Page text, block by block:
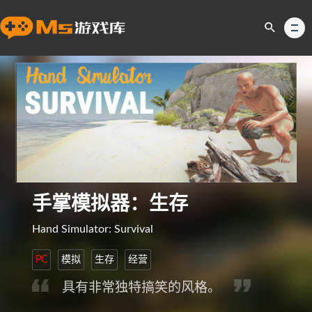
手掌模拟器：生存
Hand Simulator: Survival
PC 模拟 生存 经营
具有非常独特搞笑的风格。